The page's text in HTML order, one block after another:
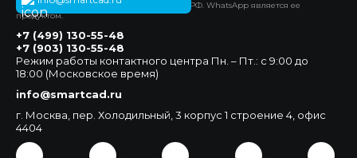
деятельность запрещена на территории РФ. WhatsApp является ее
продуктом.
+7 (499) 130-55-48
+7 (903) 130-55-48
Режим работы контактного центра Пн. – Пт.: с 9:00 до
18:00 (Московское время)
info@smartcad.ru
г. Москва, пер. Холодильный, 3 корпус 1 строение 4, офис
4404